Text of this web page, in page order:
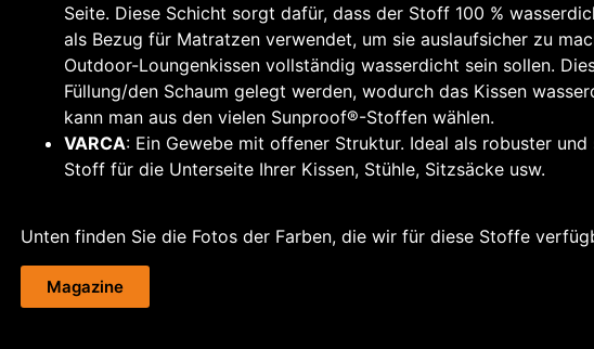
Seite. Diese Schicht sorgt dafür, dass der Stoff 100 %
als Bezug für Matratzen verwendet, um sie auslaufsicher zu
Outdoor-Loungenkissen vollständig wasserdicht sein sollen.
Füllung/den Schaum gelegt werden, wodurch das Kissen
kann man aus den vielen Sunproof®-Stoffen wählen.
VARCA: Ein Gewebe mit offener Struktur. Ideal als robuster
Stoff für die Unterseite Ihrer Kissen, Stühle, Sitzsäcke usw.
Unten finden Sie die Fotos der Farben, die wir für diese Stoffe
Magazine